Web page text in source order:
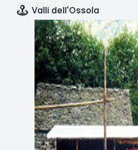
Valli dell'Ossola